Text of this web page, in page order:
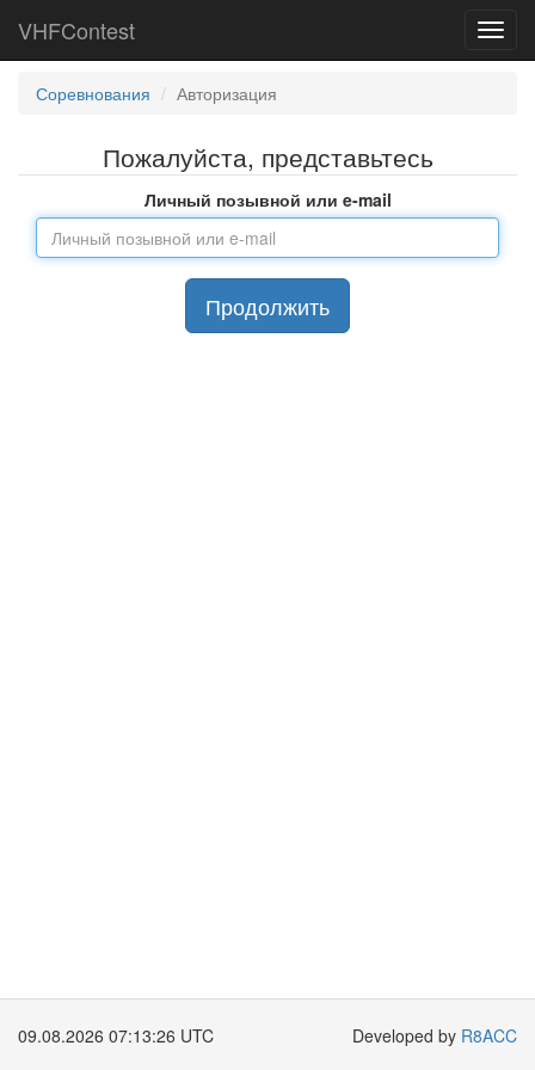
VHFContest
Соревнования Авторизация
Пожалуйста, представьтесь
Личный позывной или e-mail
Продолжить
09.08.2026 07:13:26 UTC Developed by R8ACC